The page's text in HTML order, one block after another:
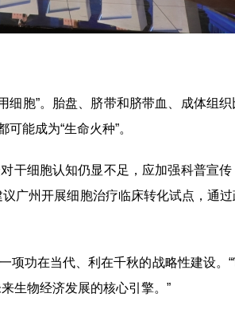
胞”。胎盘、脐带和脐带血、成体组织
能成为“生命火种”。
细胞认知仍显不足，应加强科普宣
广州开展细胞治疗临床转化试点，通过
功在当代、利在千秋的战略性建设。
生物经济发展的核心引擎。”